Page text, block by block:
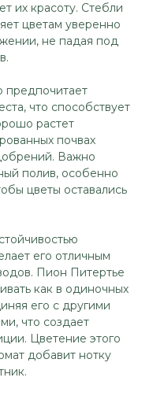
их красоту. Стебли
цветам уверенно
не падая под
предпочитает
что способствует
растет
почвах
Важно
полив, особенно
цветы оставались
его отличным
Пион Питертье
как в одиночных
его с другими
что создает
Цветение этого
добавит нотку